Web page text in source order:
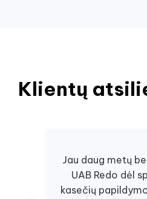
Klientų
Jau daug metų
UAB Redo dėl
kasečių